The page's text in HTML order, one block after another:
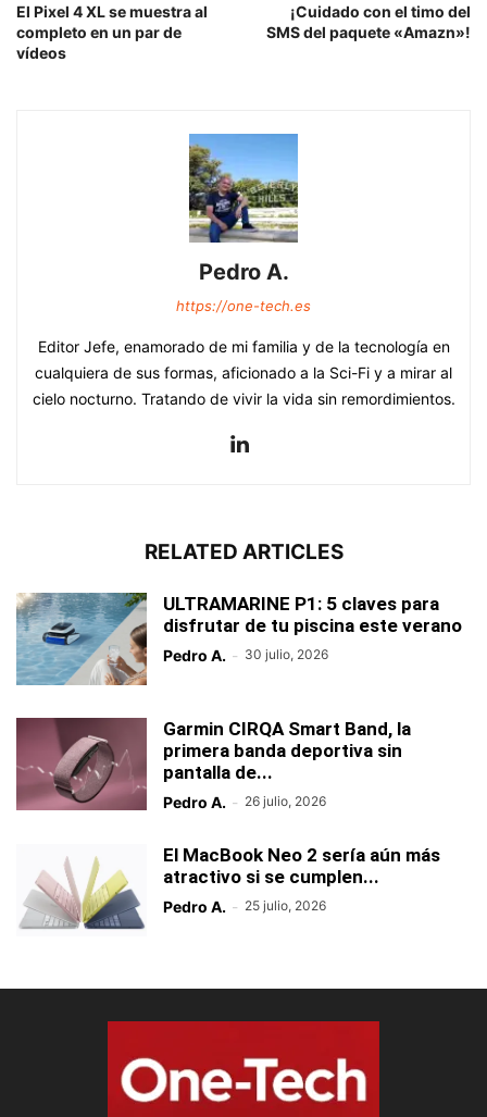
El Pixel 4 XL se muestra al
completo en un par de
vídeos
¡Cuidado con el timo del
SMS del paquete «Amazn»!
Pedro A.
https://one-tech.es
Editor Jefe, enamorado de mi familia y de la tecnología en
cualquiera de sus formas, aficionado a la Sci-Fi y a mirar al
cielo nocturno. Tratando de vivir la vida sin remordimientos.
RELATED ARTICLES
ULTRAMARINE P1: 5 claves para
disfrutar de tu piscina este verano
Pedro A. - 30 julio, 2026
Garmin CIRQA Smart Band, la
primera banda deportiva sin
pantalla de...
Pedro A. - 26 julio, 2026
El MacBook Neo 2 sería aún más
atractivo si se cumplen...
Pedro A. - 25 julio, 2026